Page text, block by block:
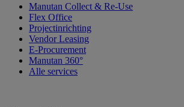
Manutan Collect & Re-Use
Flex Office
Projectinrichting
Vendor Leasing
E-Procurement
Manutan 360°
Alle services